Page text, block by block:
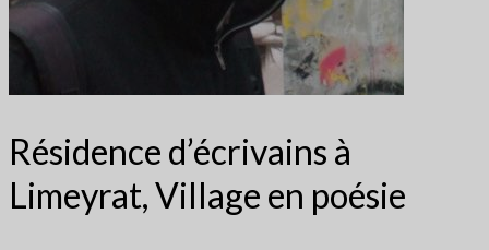
Résidence d’écrivains à
Limeyrat, Village en poésie